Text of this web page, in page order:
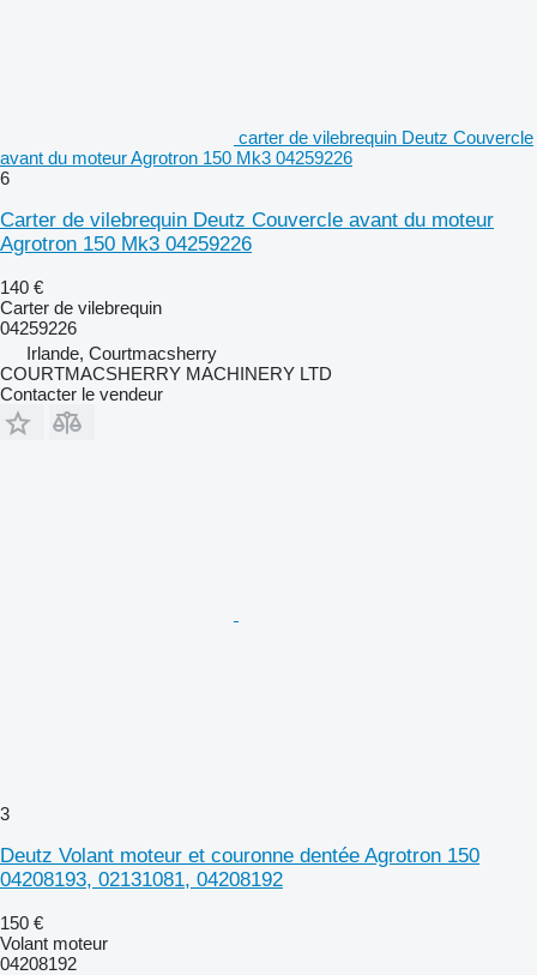
carter de vilebrequin Deutz Couvercle
avant du moteur Agrotron 150 Mk3 04259226
6
Carter de vilebrequin Deutz Couvercle avant du moteur
Agrotron 150 Mk3 04259226
140 €
Carter de vilebrequin
04259226
Irlande, Courtmacsherry
COURTMACSHERRY MACHINERY LTD
Contacter le vendeur
3
Deutz Volant moteur et couronne dentée Agrotron 150
04208193, 02131081, 04208192
150 €
Volant moteur
04208192